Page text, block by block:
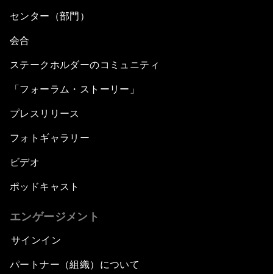
センター（部門）
会合
ステークホルダーのコミュニティ
「フォーラム・ストーリー」
プレスリリース
フォトギャラリー
ビデオ
ポッドキャスト
エンゲージメント
サインイン
パートナー（組織）について